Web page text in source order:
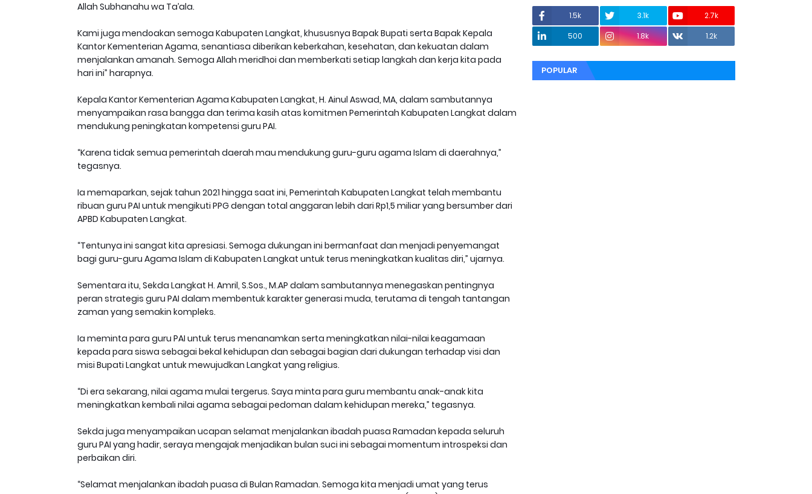
Allah Subhanahu wa Ta’ala.
Kami juga mendoakan semoga Kabupaten Langkat, khususnya Bapak Bupati serta Bapak Kepala
Kantor Kementerian Agama, senantiasa diberikan keberkahan, kesehatan, dan kekuatan dalam
menjalankan amanah. Semoga Allah meridhoi dan memberkati setiap langkah dan kerja kita pada
hari ini” harapnya.
Kepala Kantor Kementerian Agama Kabupaten Langkat, H. Ainul Aswad, MA, dalam sambutannya
menyampaikan rasa bangga dan terima kasih atas komitmen Pemerintah Kabupaten Langkat dalam
mendukung peningkatan kompetensi guru PAI.
“Karena tidak semua pemerintah daerah mau mendukung guru-guru agama Islam di daerahnya,”
tegasnya.
Ia memaparkan, sejak tahun 2021 hingga saat ini, Pemerintah Kabupaten Langkat telah membantu
ribuan guru PAI untuk mengikuti PPG dengan total anggaran lebih dari Rp1,5 miliar yang bersumber dari
APBD Kabupaten Langkat.
“Tentunya ini sangat kita apresiasi. Semoga dukungan ini bermanfaat dan menjadi penyemangat
bagi guru-guru Agama Islam di Kabupaten Langkat untuk terus meningkatkan kualitas diri,” ujarnya.
Sementara itu, Sekda Langkat H. Amril, S.Sos., M.AP dalam sambutannya menegaskan pentingnya
peran strategis guru PAI dalam membentuk karakter generasi muda, terutama di tengah tantangan
zaman yang semakin kompleks.
Ia meminta para guru PAI untuk terus menanamkan serta meningkatkan nilai-nilai keagamaan
kepada para siswa sebagai bekal kehidupan dan sebagai bagian dari dukungan terhadap visi dan
misi Bupati Langkat untuk mewujudkan Langkat yang religius.
“Di era sekarang, nilai agama mulai tergerus. Saya minta para guru membantu anak-anak kita
meningkatkan kembali nilai agama sebagai pedoman dalam kehidupan mereka,” tegasnya.
Sekda juga menyampaikan ucapan selamat menjalankan ibadah puasa Ramadan kepada seluruh
guru PAI yang hadir, seraya mengajak menjadikan bulan suci ini sebagai momentum introspeksi dan
perbaikan diri.
“Selamat menjalankan ibadah puasa di Bulan Ramadan. Semoga kita menjadi umat yang terus
1.5k 3.1k
2.7k
500
1.8k 1.2k
POPULAR